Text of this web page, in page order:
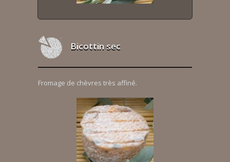
Bicottin sec
Fromage de chèvres très affiné.